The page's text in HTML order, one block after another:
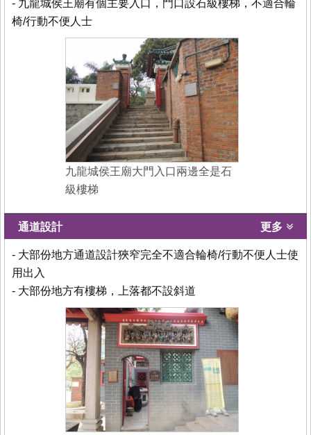
- 九龍城侯王廟有個主要入口，門口設石級樓梯，不適合輪
椅/行動不便人士
九龍城侯王廟大門入口兩邊全是石
級樓梯
通道設計 更多
- 大部份地方通道設計狹窄完全不適合輪椅/行動不便人士使
用出入
- 大部份地方有樓梯，上落都不設斜道